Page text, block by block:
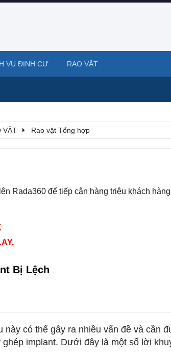
VẶT Rao vặt Tổng hợp
Rada360 để tiếp cận hàng triệu khách
Bị Lệch
này có thể gây ra nhiều vấn đề và
implant. Dưới đây là một số lời
VỤ ĐỊNH CƯ RAO VẶT